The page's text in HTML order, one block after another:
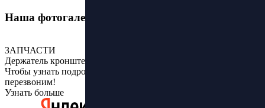
Наша фотогалерея
ЗАПЧАСТИ
Держатель кронштейн Бортового компьютера
Чтобы узнать подробнее, оставьте заявку и мы Вам
перезвоним!
Узнать больше